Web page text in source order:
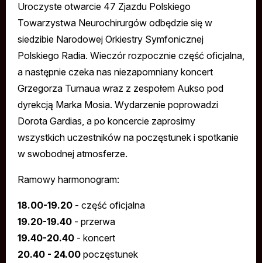
Uroczyste otwarcie 47 Zjazdu Polskiego
Towarzystwa Neurochirurgów odbędzie się w
siedzibie Narodowej Orkiestry Symfonicznej
Polskiego Radia. Wieczór rozpocznie część oficjalna,
a następnie czeka nas niezapomniany koncert
Grzegorza Turnaua wraz z zespołem Aukso pod
dyrekcją Marka Mosia. Wydarzenie poprowadzi
Dorota Gardias, a po koncercie zaprosimy
wszystkich uczestników na poczęstunek i spotkanie
w swobodnej atmosferze.
Ramowy harmonogram:
18.00-19.20 - część oficjalna
19.20-19.40 - przerwa
19.40-20.40 - koncert
20.40 - 24.00 poczęstunek